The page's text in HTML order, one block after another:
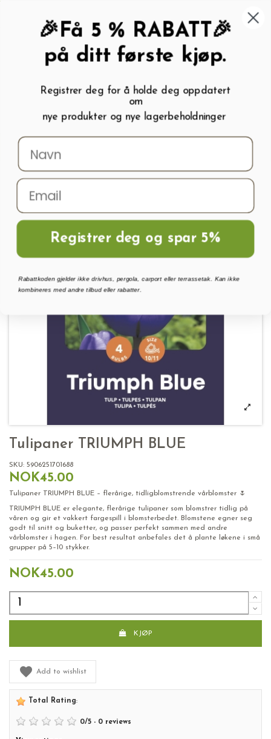
My wishlist ( 0
Menu Søk Logg inn Handlevogn
Hjem
Tulipaner TRIUMPH BLUE
SKU: 5906251701688
NOK45.00
Tulipaner TRIUMPH BLUE – flerårige, tidligblomstrende vårblomster 🌷
TRIUMPH BLUE er elegante, flerårige tulipaner som blomstrer tidlig på
våren og gir et vakkert fargespill i blomsterbedet. Blomstene egner seg
godt til snitt og buketter, og passer perfekt sammen med andre
vårblomster i hagen. For best resultat anbefales det å plante løkene i små
grupper på 5–10 stykker.
NOK45.00
KJØP
Add to wishlist
Total Rating:
0/5 - 0 reviews
🎉Få 5 % RABATT🎉
på ditt første kjøp.
Registrer deg for å holde deg oppdatert
om
nye produkter og nye lagerbeholdninger
Registrer deg og spar 5%
Rabattkoden gjelder ikke drivhus, pergola, carport eller terrassetak. Kan ikke
kombineres med andre tilbud eller rabatter.